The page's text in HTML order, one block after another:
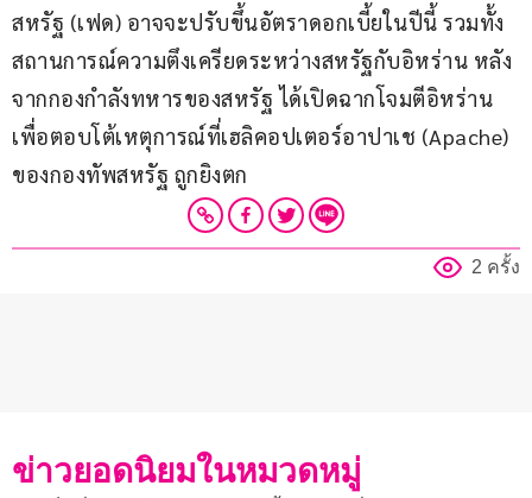
สหรัฐ (เฟด) อาจจะปรับขึ้นอัตราดอกเบี้ยในปีนี้ รวมทั้ง
สถานการณ์ความตึงเครียดระหว่างสหรัฐกับอิหร่าน หลัง
จากกองกำลังทหารของสหรัฐ ได้เปิดฉากโจมตีอิหร่าน
เพื่อตอบโต้เหตุการณ์ที่เฮลิคอปเตอร์อาปาเช (Apache)
ของกองทัพสหรัฐ ถูกยิงตก
2 ครั้ง
ข่าวยอดนิยมในหมวดหมู่